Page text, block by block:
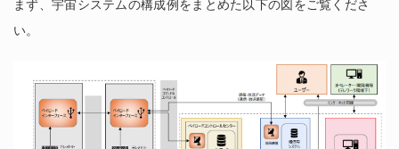
まず、宇宙システムの構成例をまとめた以下の図をご覧くださ
い。